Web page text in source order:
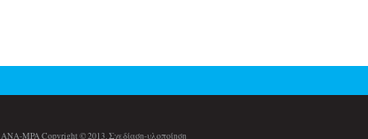
ANA-MPA Copyright © 2013. Σχεδίαση-υλοποίηση